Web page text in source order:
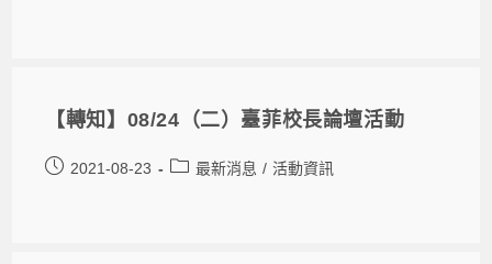
【轉知】08/24（二）臺菲校長論壇活動
2021-08-23 最新消息 / 活動資訊